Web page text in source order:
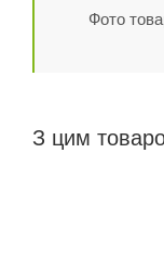
Фото
З цим